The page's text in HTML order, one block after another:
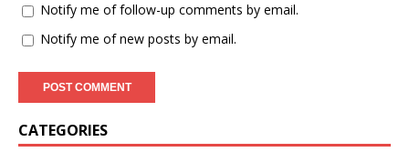
Notify me of follow-up comments by email.
Notify me of new posts by email.
CATEGORIES